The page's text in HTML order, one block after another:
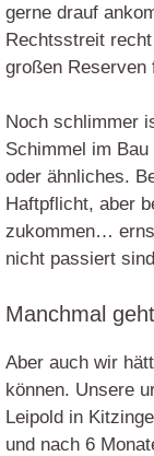
gerne drauf
Rechtsstreit
großen Reserven
Noch schlimmer
Schimmel im
oder ähnliches.
Haftpflicht, aber
zukommen…
nicht passiert
Manchmal
Aber auch wir
können. Unsere
Leipold in
und nach 6